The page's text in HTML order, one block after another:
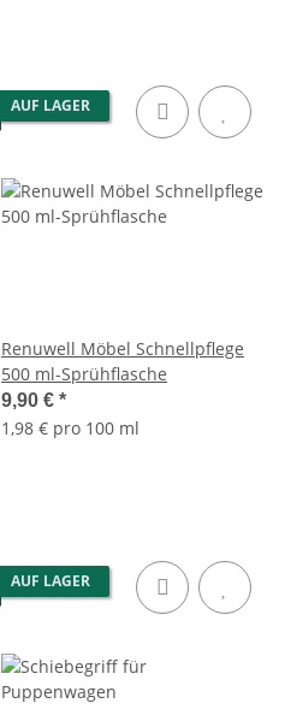
AUF LAGER
Renuwell Möbel Schnellpflege
500 ml-Sprühflasche
9,90 € *
1,98 € pro 100 ml
AUF LAGER